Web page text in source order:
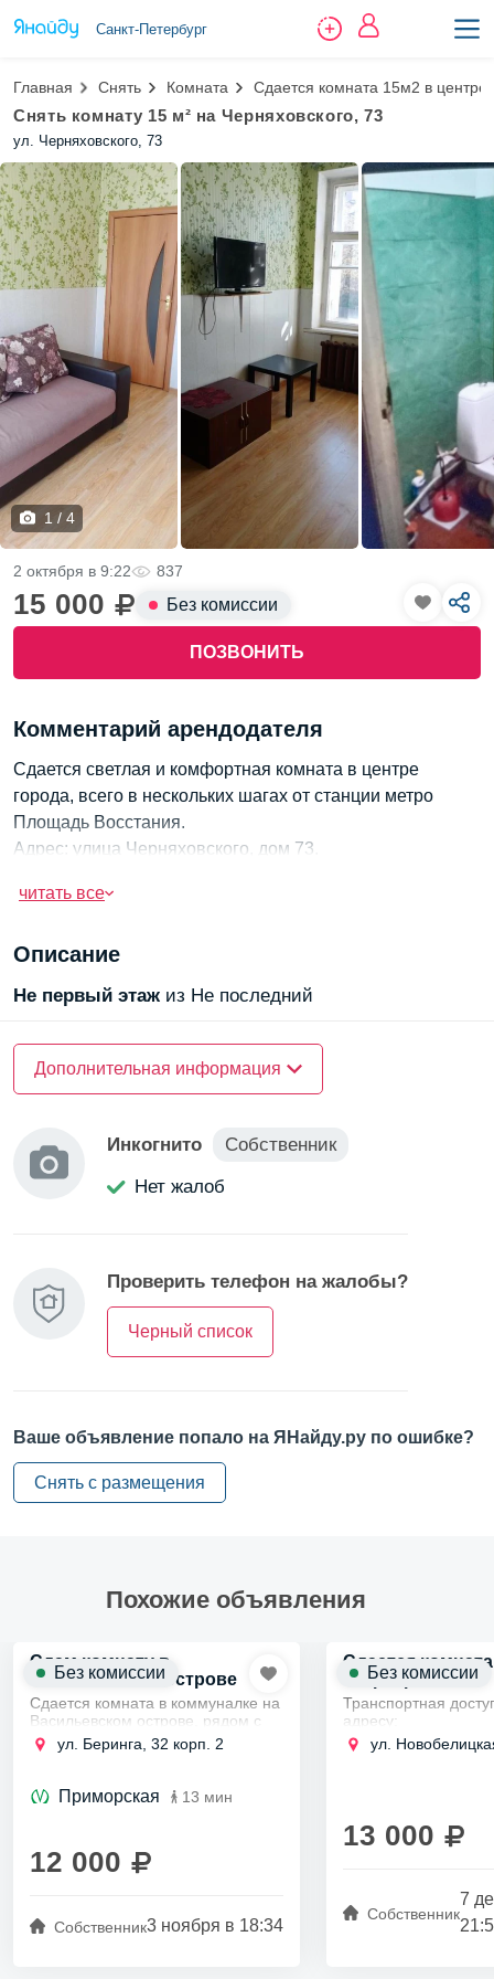
Санкт-Петербург
Главная Снять Комната Сдается комната 15м2 в центре
Снять комнату 15 м² на Черняховского, 73
ул. Черняховского, 73
1 / 4
15 000 Без комиссии
ПОЗВОНИТЬ
2 октября в 9:22 837
Описание
Не первый этаж из Не последний
Тип комнаты —в квартире
Тип комнаты —у метро
Тип комнаты —без комиссии
О квартире
Санузел — раздельный
Дополнительная информация
Комментарий арендодателя
Сдается светлая и комфортная комната в центре
города, всего в нескольких шагах от станции метро
Площадь Восстания.
Адрес: улица Черняховского, дом 73.
жильцов без вредных привычек.
предложение привлекательным.
читать все
Инкогнито
Собственник
Нет жалоб
Проверить телефон на жалобы?
Черный список
Ваше объявление попало на ЯНайду.ру по ошибке?
Снять с размещения
Похожие объявления
Сдам комнату в
Васильевском острове
Сдается комната в коммуналке на
Васильевском острове, рядом с
Приморской.
Долгосрочно, для граждан РФ, без
ул. Беринга, 32 корп. 2
Приморская 13 мин
12 000
Собственник3 ноября в 18:34
Без комиссии
Сдается
квартире
Транспортная
адресу:
Ближайшая
транспорта
ул.
13 000
Собственник
7
Без комиссии